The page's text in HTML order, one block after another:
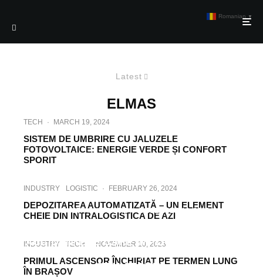
Latest
ELMAS
TECH · MARCH 19, 2024
SISTEM DE UMBRIRE CU JALUZELE
FOTOVOLTAICE: ENERGIE VERDE ȘI CONFORT
SPORIT
INDUSTRY LOGISTIC · FEBRUARY 26, 2024
DEPOZITAREA AUTOMATIZATĂ – UN ELEMENT
CHEIE DIN INTRALOGISTICA DE AZI
INDUSTRY LOGISTIC · DECEMBER 13, 2023
ACCIDENTELE CARE IMPLICĂ OAMENI ÎN
TIMPUL OPERAȚIUNILOR CU
STIVUITORUL
INDUSTRY TECH NOVEMBER 10, 2023
PRIMUL ASCENSOR ÎNCHIRIAT PE TERMEN LUNG
ÎN BRAȘOV
Romanian ▼